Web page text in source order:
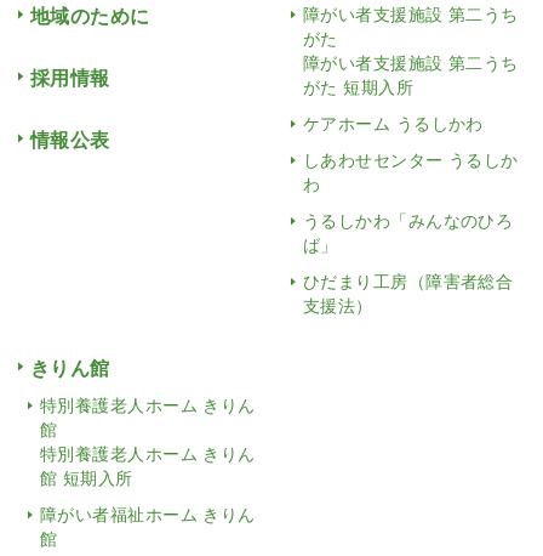
地域のために
採用情報
情報公表
障がい者支援施設 第二うち
がた
障がい者支援施設 第二うち
がた 短期入所
ケアホーム うるしかわ
しあわせセンター うるしか
わ
うるしかわ「みんなのひろ
ば」
ひだまり工房（障害者総合
支援法）
きりん館
特別養護老人ホーム きりん
館
特別養護老人ホーム きりん
館 短期入所
障がい者福祉ホーム きりん
館